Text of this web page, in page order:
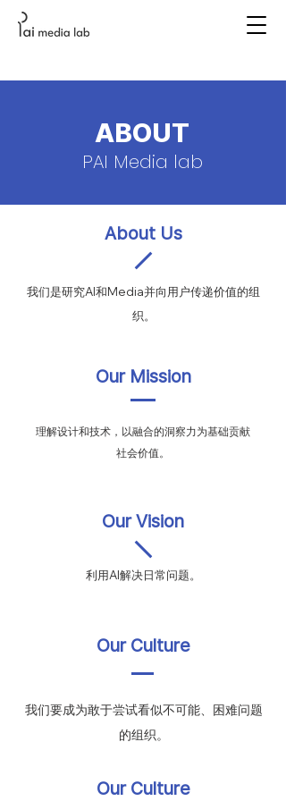
ABOUT
PAI Media lab
About Us
我们是研究AI和Media并向用户传递价值的组
织。
Our Mission
理解设计和技术，以融合的洞察力为基础贡献
社会价值。
Our Vision
利用AI解决日常问题。
Our Culture
我们要成为敢于尝试看似不可能、困难问题
的组织。
Our Culture